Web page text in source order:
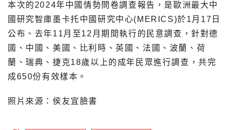
本次的2024年中國情勢問卷調查報告，是歐洲最大中
國研究智庫墨卡托中國研究中心(MERICS)於1月17日
公布、去年11月至12月期間執行的民意調查，針對德
國、中國、美國、比利時、英國、法國、波蘭、荷
蘭、瑞典、捷克18歲以上的成年民眾進行調查，共完
成650份有效樣本。
照片來源：侯友宜臉書